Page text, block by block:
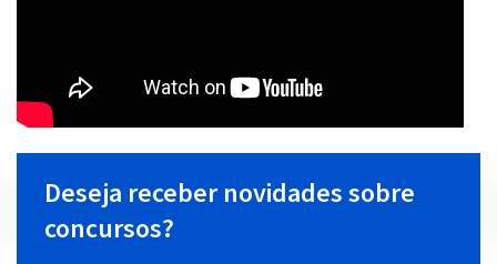
Deseja receber novidades sobre
concursos?